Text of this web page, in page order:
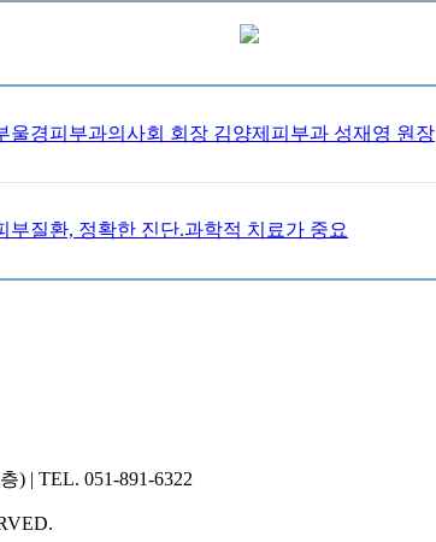
울경피부과의사회 회장 김양제피부과 성재영 원장
부질환, 정확한 진단.과학적 치료가 중요
) | TEL. 051-891-6322